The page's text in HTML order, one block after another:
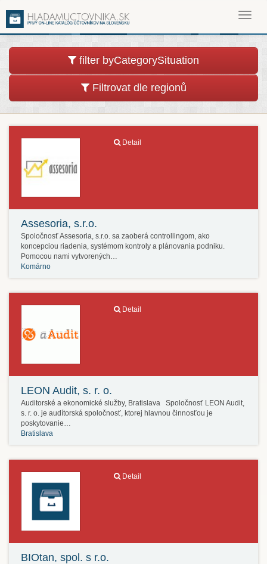
filter byCategorySituation
Filtrovat dle regionů
Detail
Assesoria, s.r.o.
Spoločnosť Assesoria, s.r.o. sa zaoberá controllingom, ako
koncepciou riadenia, systémom kontroly a plánovania podniku.
Pomocou nami vytvorených…
Komárno
Detail
LEON Audit, s. r. o.
Auditorské a ekonomické služby, Bratislava Spoločnosť LEON Audit,
s. r. o. je audítorská spoločnosť, ktorej hlavnou činnosťou je
poskytovanie…
Bratislava
Detail
BIOtan, spol. s r.o.